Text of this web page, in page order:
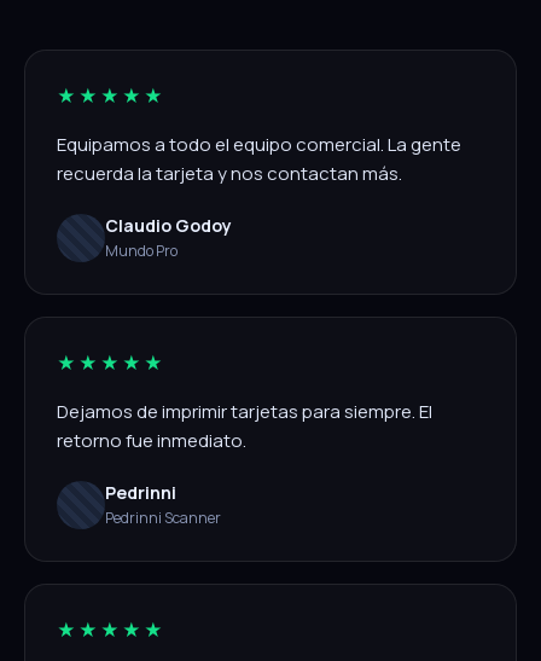
★★★★★
Equipamos a todo el equipo comercial. La gente
recuerda la tarjeta y nos contactan más.
Claudio Godoy
Mundo Pro
★★★★★
Dejamos de imprimir tarjetas para siempre. El
retorno fue inmediato.
Pedrinni
Pedrinni Scanner
★★★★★